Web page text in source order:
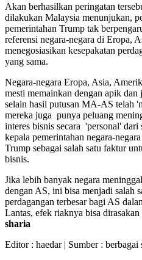
Akan berhasilkan peringatan
dilakukan Malaysia menunjukan,
pemerintahan Trump tak
referensi negara-negara di Eropa,
menegosiasikan kesepakatan
yang sama.
Negara-negara Eropa, Asia,
mesti memainkan dengan apik
selain hasil putusan MA-AS telah
mereka juga punya peluang
interes bisnis secara 'personal' dari
kepala pemerintahan negara-
Trump sebagai salah satu faktur
bisnis.
Jika lebih banyak negara
dengan AS, ini bisa menjadi salah
perdagangan terbesar bagi AS
Lantas, efek riaknya bisa
sharia
Editor : haedar| Sumber : berbagai